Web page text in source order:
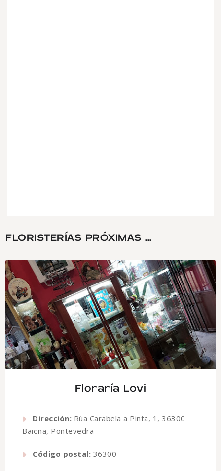
FLORISTERÍAS PRÓXIMAS ...
Floraría Lovi
Dirección: Rúa Carabela a Pinta, 1, 36300
Baiona, Pontevedra
Código postal: 36300